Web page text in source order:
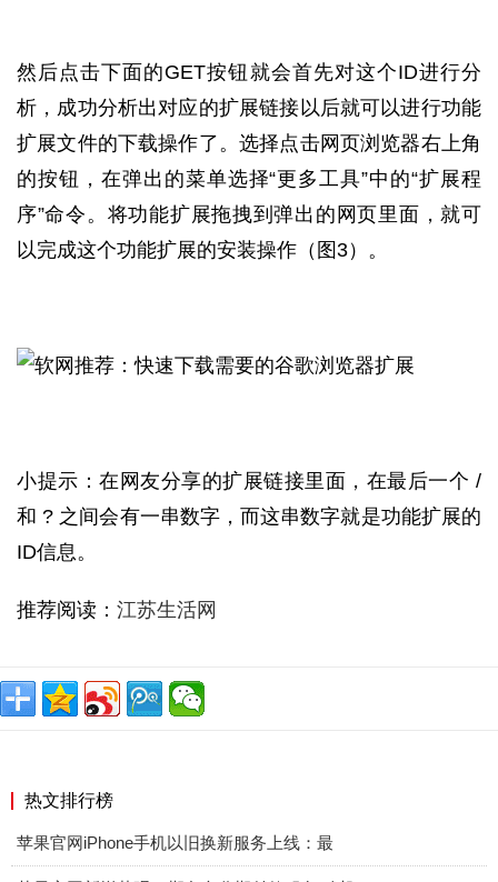
然后点击下面的GET按钮就会首先对这个ID进行分
析，成功分析出对应的扩展链接以后就可以进行功能
扩展文件的下载操作了。选择点击网页浏览器右上角
的按钮，在弹出的菜单选择“更多工具”中的“扩展程
序”命令。将功能扩展拖拽到弹出的网页里面，就可
以完成这个功能扩展的安装操作（图3）。
小提示：在网友分享的扩展链接里面，在最后一个 /
和 ? 之间会有一串数字，而这串数字就是功能扩展的
ID信息。
推荐阅读： 江苏生活网
热文排行榜
苹果官网iPhone手机以旧换新服务上线：最